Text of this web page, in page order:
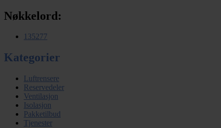
Nøkkelord:
135277
Kategorier
Luftrensere
Reservedeler
Ventilasjon
Isolasjon
Pakketilbud
Tjenester